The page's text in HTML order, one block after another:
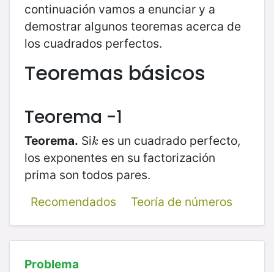
continuación vamos a enunciar y a
demostrar algunos teoremas acerca de
los cuadrados perfectos.
Teoremas básicos
Teorema -1
Teorema. Sik
k es un cuadrado perfecto,
los exponentes en su factorización
prima son todos pares.
Recomendados
Teoría de números
Problema